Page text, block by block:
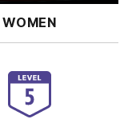
WOMEN